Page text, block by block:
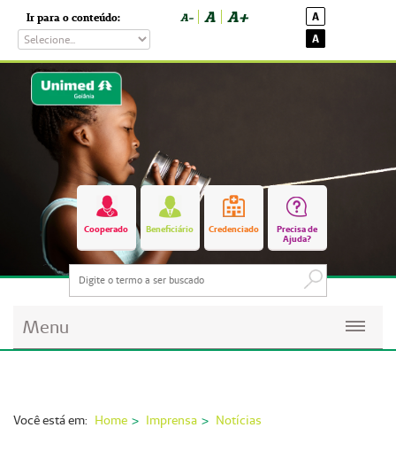
Ir para o conteúdo: A- A A+
A
A
Cooperado Beneficiário Credenciado
Precisa de
Ajuda?
Menu
Você está em: Home Imprensa Notícias